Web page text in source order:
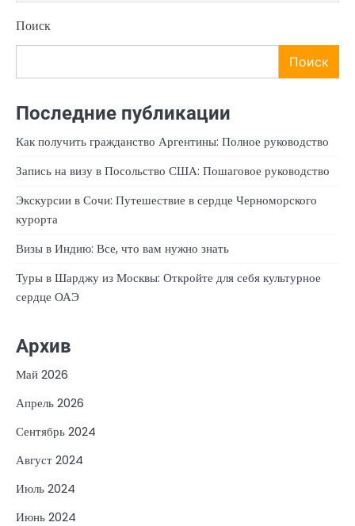
Поиск
Поиск
Последние публикации
Как получить гражданство Аргентины: Полное руководство
Запись на визу в Посольство США: Пошаговое руководство
Экскурсии в Сочи: Путешествие в сердце Черноморского
курорта
Визы в Индию: Все, что вам нужно знать
Туры в Шарджу из Москвы: Откройте для себя культурное
сердце ОАЭ
Архив
Май 2026
Апрель 2026
Сентябрь 2024
Август 2024
Июль 2024
Июнь 2024